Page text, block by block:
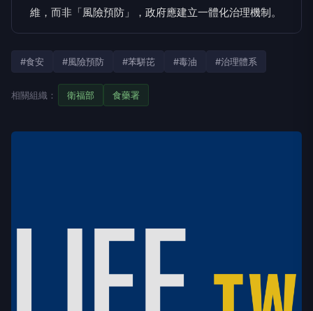
維，而非「風險預防」，政府應建立一體化治理機制。
#食安 #風險預防 #苯駢芘 #毒油 #治理體系
相關組織： 衛福部 食藥署